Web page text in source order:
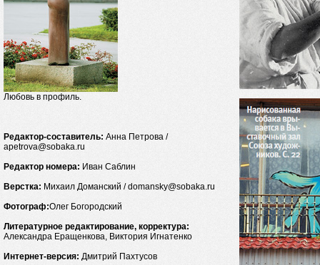
Любовь в профиль.
Редактор-составитель: Анна Петрова /
apetrova@sobaka.ru
Редактор номера: Иван Саблин
Верстка: Михаил Доманский / domansky@sobaka.ru
Фотограф:Олег Богородский
Литературное редактирование, корректура:
Александра Еращенкова, Виктория Игнатенко
Интернет-версия: Дмитрий Пахтусов